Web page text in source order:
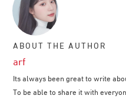
ABOUT THE AUTHOR
arf
Its always been great to write
To be able to share it with